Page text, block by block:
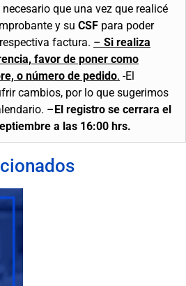
necesario que una vez que realicé
y su CSF para poder
factura. – Si realiza
favor de poner como
o número de pedido. -El
cambios, por lo que sugerimos
– El registro se cerrara el
a las 16:00 hrs.